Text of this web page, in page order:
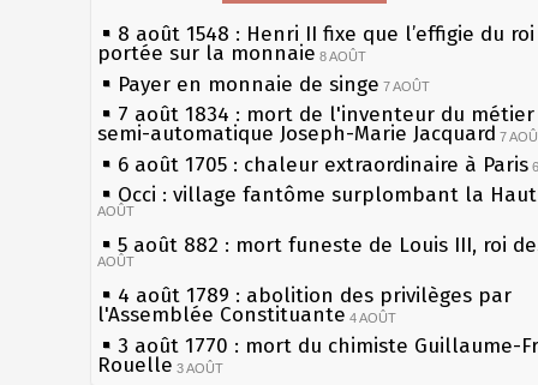
8 août 1548 : Henri II fixe que l’effigie du
portée sur la monnaie 8 AOÛT
Payer en monnaie de singe 7 AOÛT
7 août 1834 : mort de l'inventeur du
semi-automatique Joseph-Marie Jacquard 7
6 août 1705 : chaleur extraordinaire à Paris
Occi : village fantôme surplombant la
AOÛT
5 août 882 : mort funeste de Louis III, roi
AOÛT
4 août 1789 : abolition des privilèges par
l'Assemblée Constituante 4 AOÛT
3 août 1770 : mort du chimiste Guillaume-
Rouelle 3 AOÛT